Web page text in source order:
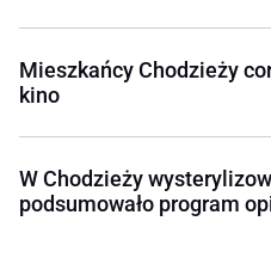
Mieszkańcy Chodzieży
kino
W Chodzieży
podsumowało program